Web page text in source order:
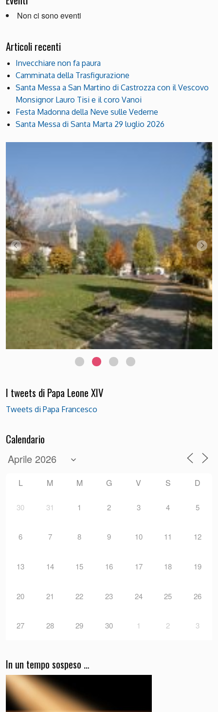
Non ci sono eventi
Articoli recenti
Invecchiare non fa paura
Camminata della Trasfigurazione
Santa Messa a San Martino di Castrozza con il Vescovo
Monsignor Lauro Tisi e il coro Vanoi
Festa Madonna della Neve sulle Vederne
Santa Messa di Santa Marta 29 luglio 2026
I tweets di Papa Leone XIV
Tweets di Papa Francesco
Calendario
L M M G V S D
30 31 1 2 3 4 5
6 7 8 9 10 11 12
13 14 15 16 17 18 19
20 21 22 23 24 25 26
27 28 29 30 1 2 3
In un tempo sospeso …